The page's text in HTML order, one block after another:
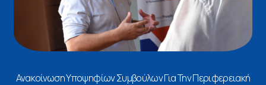
Ανακοίνωση Υποψηφίων Συμβούλων Για Την Περιφερειακή